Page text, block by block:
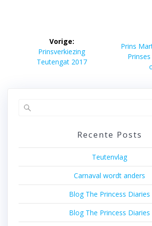
navigatie
Vorige:
Vorig
bericht:
Prinsverkiezing
Teutengat 2017
Volgend
bericht:
Prins
Recente Posts
Teutenvlag
Carnaval wordt anders
Blog The Princess Diaries
Blog The Princess Diaries